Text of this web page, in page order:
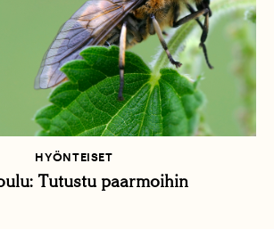
HYÖNTEISET
Tutustu paarmoihin